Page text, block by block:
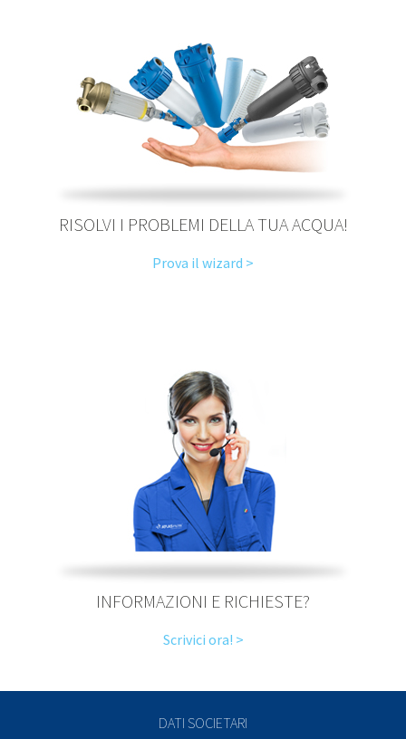
RISOLVI I PROBLEMI DELLA TUA ACQUA!
Prova il wizard >
INFORMAZIONI E RICHIESTE?
Scrivici ora! >
DATI SOCIETARI